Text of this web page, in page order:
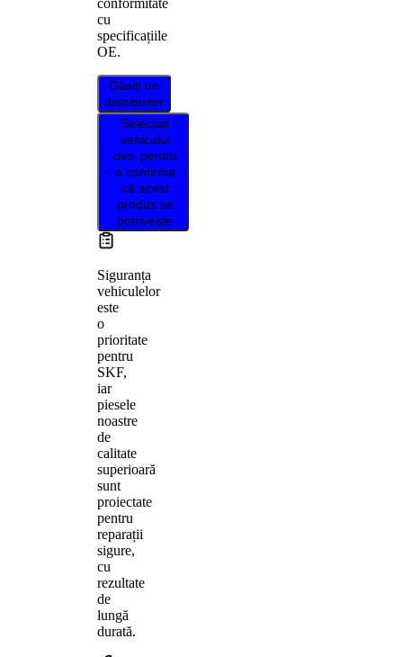
cu
specificațiile
OE.
Găsiți un
distribuitor
Selectați
vehiculul
dvs. pentru
a confirma
că acest
produs se
potrivește
Siguranța
vehiculelor
este
o
prioritate
pentru
SKF,
iar
piesele
noastre
de
calitate
superioară
sunt
proiectate
pentru
reparații
sigure,
cu
rezultate
de
lungă
durată.